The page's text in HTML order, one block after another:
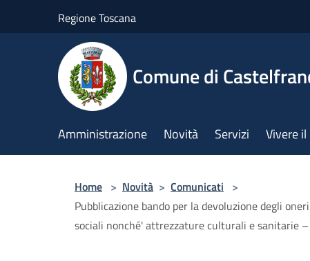
Regione Toscana
Comune di
Amministrazione Novità Servizi Vivere
Home > Novità > Comunicati >
Pubblicazione bando per la devoluzione degli
sociali nonché' attrezzature culturali e sanitarie